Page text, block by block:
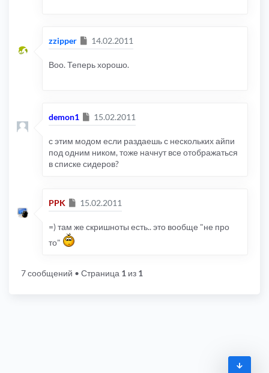
zzipper Сообщение
14.02.2011
Воо. Теперь хорошо.
demon1 Сообщение
15.02.2011
с этим модом если раздаешь с нескольких айпи
под одним ником, тоже начнут все отображаться
в списке сидеров?
PPK Сообщение
15.02.2011
=) там же скришноты есть.. это вообще "не про
то"
7 сообщений • Страница 1 из 1